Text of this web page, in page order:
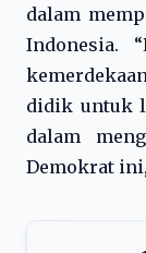
dalam
Indonesia.
didik untuk
dalam
Demokrat ini,